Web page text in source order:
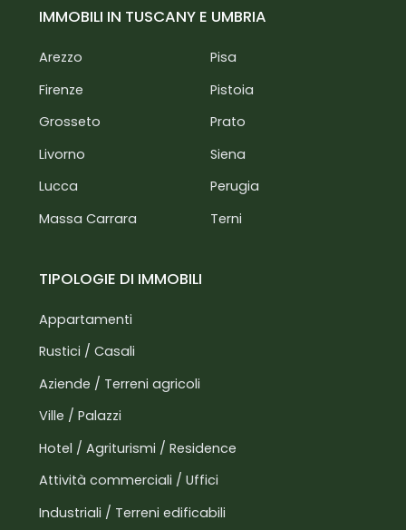
IMMOBILI IN TUSCANY E UMBRIA
Arezzo
Firenze
Grosseto
Livorno
Lucca
Massa Carrara
Pisa
Pistoia
Prato
Siena
Perugia
Terni
TIPOLOGIE DI IMMOBILI
Appartamenti
Rustici / Casali
Aziende / Terreni agricoli
Ville / Palazzi
Hotel / Agriturismi / Residence
Attività commerciali / Uffici
Industriali / Terreni edificabili